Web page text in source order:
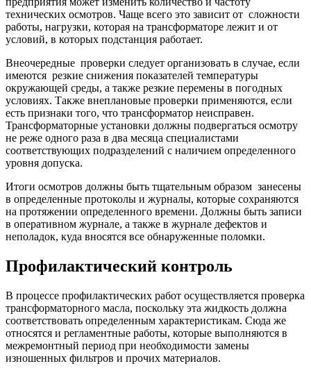
технических осмотров. Чаще всего это зависит от сложности
работы, нагрузки, которая на трансформаторе лежит и от
условий, в которых подстанция работает.
Внеочередные проверки следует организовать в случае, если
имеются резкие снижения показателей температуры
окружающей среды, а также резкие перемены в погодных
условиях. Также внеплановые проверки применяются, если
есть признаки того, что трансформатор неисправен.
Трансформаторные установки должны подвергаться осмотру
не реже одного раза в два месяца специалистами
соответствующих подразделений с наличием определенного
уровня допуска.
Итоги осмотров должны быть тщательным образом занесены
в определенные протоколы и журналы, которые сохраняются
на протяжении определенного времени. Должны быть записи
в оперативном журнале, а также в журнале дефектов и
неполадок, куда вносятся все обнаруженные поломки.
Профилактический контроль
В процессе профилактических работ осуществляется проверка
трансформаторного масла, поскольку эта жидкость должна
соответствовать определенным характеристикам. Сюда же
относятся и регламентные работы, которые выполняются в
межремонтный период при необходимости замены
изношенных фильтров и прочих материалов.